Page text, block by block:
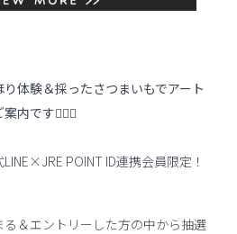
り体験＆採ったさつまいもでアート
内です💁‍♀️✨
POINT ID連携会員限定！
＆エントリーした方の中から抽選